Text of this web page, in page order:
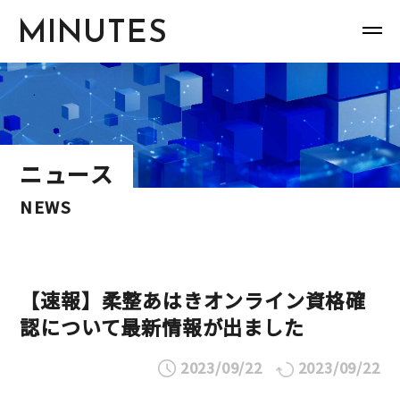
MINUTES
ニュース
NEWS
【速報】柔整あはきオンライン資格確
認について最新情報が出ました
2023/09/22 2023/09/22